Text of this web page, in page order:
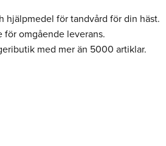
hjälpmedel för tandvård för din häst.
för omgående leverans.
med mer än 5000 artiklar.